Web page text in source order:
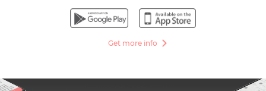
Get more info